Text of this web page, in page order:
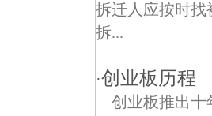
拆迁人应按时找
拆...
·创业板历程
创业板推出十